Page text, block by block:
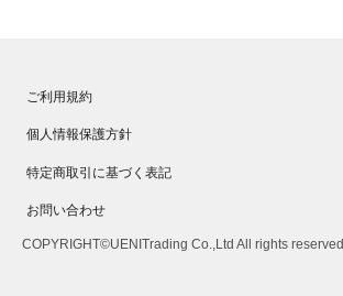
ご利用規約
個人情報保護方針
特定商取引に基づく表記
お問い合わせ
COPYRIGHT©UENITrading Co.,Ltd All rights reserved